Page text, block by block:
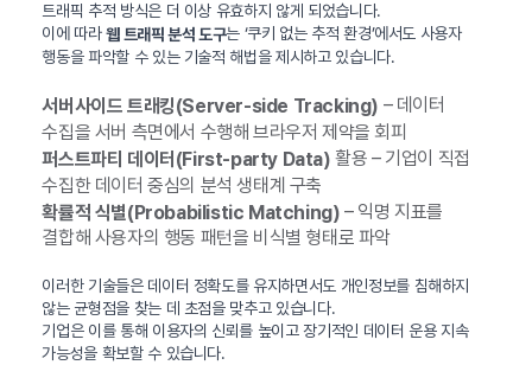
트래픽 추적 방식은 더 이상 유효하지 않게 되었습니다.
이에 따라웹 트래픽 분석 도구는 ‘쿠키 없는 추적 환경’에서도 사용자
행동을 파악할 수 있는 기술적 해법을 제시하고 있습니다.
서버사이드 트래킹(Server-side Tracking) – 데이터
수집을 서버 측면에서 수행해 브라우저 제약을 회피
퍼스트파티 데이터(First-party Data) 활용 – 기업이 직접
수집한 데이터 중심의 분석 생태계 구축
확률적 식별(Probabilistic Matching) – 익명 지표를
결합해 사용자의 행동 패턴을 비식별 형태로 파악
이러한 기술들은 데이터 정확도를 유지하면서도 개인정보를 침해하지
않는 균형점을 찾는 데 초점을 맞추고 있습니다.
기업은 이를 통해 이용자의 신뢰를 높이고 장기적인 데이터 운용 지속
가능성을 확보할 수 있습니다.